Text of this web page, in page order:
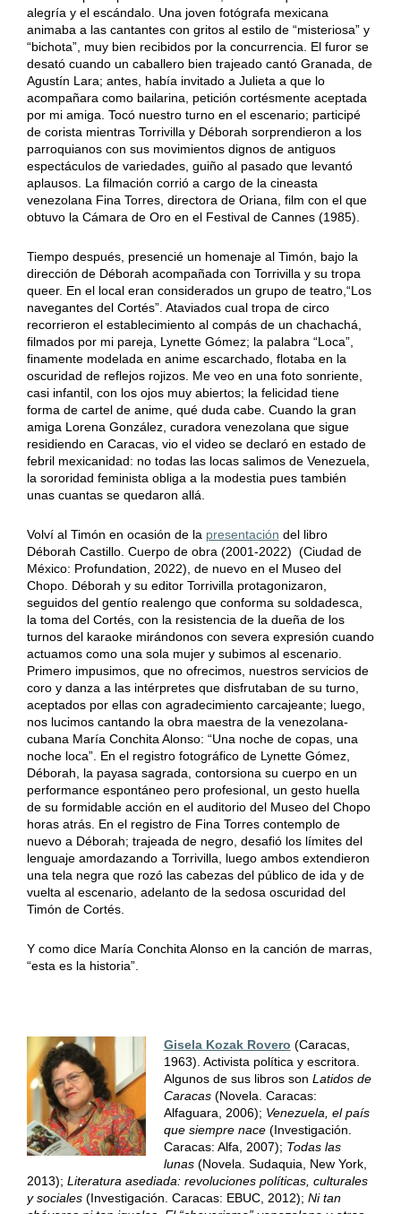
alegría y el escándalo. Una joven fotógrafa mexicana
animaba a las cantantes con gritos al estilo de “misteriosa” y
“bichota”, muy bien recibidos por la concurrencia. El furor se
desató cuando un caballero bien trajeado cantó Granada, de
Agustín Lara; antes, había invitado a Julieta a que lo
acompañara como bailarina, petición cortésmente aceptada
por mi amiga. Tocó nuestro turno en el escenario; participé
de corista mientras Torrivilla y Déborah sorprendieron a los
parroquianos con sus movimientos dignos de antiguos
espectáculos de variedades, guiño al pasado que levantó
aplausos. La filmación corrió a cargo de la cineasta
venezolana Fina Torres, directora de Oriana, film con el que
obtuvo la Cámara de Oro en el Festival de Cannes (1985).
Tiempo después, presencié un homenaje al Timón, bajo la
dirección de Déborah acompañada con Torrivilla y su tropa
queer. En el local eran considerados un grupo de teatro,“Los
navegantes del Cortés”. Ataviados cual tropa de circo
recorrieron el establecimiento al compás de un chachachá,
filmados por mi pareja, Lynette Gómez; la palabra “Loca”,
finamente modelada en anime escarchado, flotaba en la
oscuridad de reflejos rojizos. Me veo en una foto sonriente,
casi infantil, con los ojos muy abiertos; la felicidad tiene
forma de cartel de anime, qué duda cabe. Cuando la gran
amiga Lorena González, curadora venezolana que sigue
residiendo en Caracas, vio el video se declaró en estado de
febril mexicanidad: no todas las locas salimos de Venezuela,
la sororidad feminista obliga a la modestia pues también
unas cuantas se quedaron allá.
Volví al Timón en ocasión de la presentación del libro
Déborah Castillo. Cuerpo de obra (2001-2022) (Ciudad de
México: Profundation, 2022), de nuevo en el Museo del
Chopo. Déborah y su editor Torrivilla protagonizaron,
seguidos del gentío realengo que conforma su soldadesca,
la toma del Cortés, con la resistencia de la dueña de los
turnos del karaoke mirándonos con severa expresión cuando
actuamos como una sola mujer y subimos al escenario.
Primero impusimos, que no ofrecimos, nuestros servicios de
coro y danza a las intérpretes que disfrutaban de su turno,
aceptados por ellas con agradecimiento carcajeante; luego,
nos lucimos cantando la obra maestra de la venezolana-
cubana María Conchita Alonso: “Una noche de copas, una
noche loca”. En el registro fotográfico de Lynette Gómez,
Déborah, la payasa sagrada, contorsiona su cuerpo en un
performance espontáneo pero profesional, un gesto huella
de su formidable acción en el auditorio del Museo del Chopo
horas atrás. En el registro de Fina Torres contemplo de
nuevo a Déborah; trajeada de negro, desafió los límites del
lenguaje amordazando a Torrivilla, luego ambos extendieron
una tela negra que rozó las cabezas del público de ida y de
vuelta al escenario, adelanto de la sedosa oscuridad del
Timón de Cortés.
Y como dice María Conchita Alonso en la canción de marras,
“esta es la historia”.
Gisela Kozak Rovero (Caracas,
1963). Activista política y escritora.
Algunos de sus libros son Latidos de
Caracas(Novela. Caracas:
Alfaguara, 2006); Venezuela, el país
que siempre nace (Investigación.
Caracas: Alfa, 2007); Todas las
lunas(Novela. Sudaquia, New York,
2013); Literatura asediada: revoluciones políticas, culturales
y sociales (Investigación. Caracas: EBUC, 2012); Ni tan